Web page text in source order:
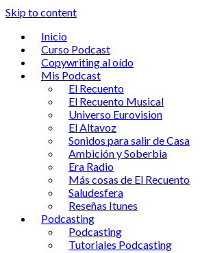
Skip to content
Inicio
Curso Podcast
Copywriting al oído
Mis Podcast
El Recuento
El Recuento Musical
Universo Eurovision
El Altavoz
Sonidos para salir de Casa
Ambición y Soberbia
Era Radio
Más cosas de El Recuento
Saludesfera
Reseñas Itunes
Podcasting
Podcasting
Tutoriales Podcasting